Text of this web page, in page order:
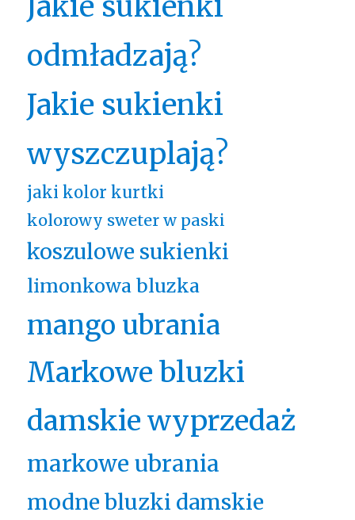
odmładzają?
Jakie sukienki
wyszczuplają?
jaki kolor kurtki
kolorowy sweter w paski
koszulowe sukienki
limonkowa bluzka
mango ubrania
Markowe bluzki
damskie wyprzedaż
markowe ubrania
modne bluzki damskie